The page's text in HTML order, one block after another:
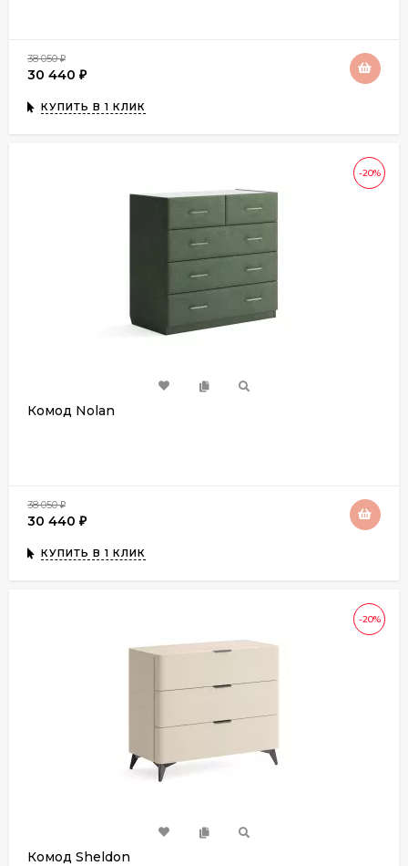
38 050₽
30 440 ₽
КУПИТЬ В 1 КЛИК
-20%
Комод Nolan
38 050₽
30 440 ₽
КУПИТЬ В 1 КЛИК
-20%
Комод Sheldon